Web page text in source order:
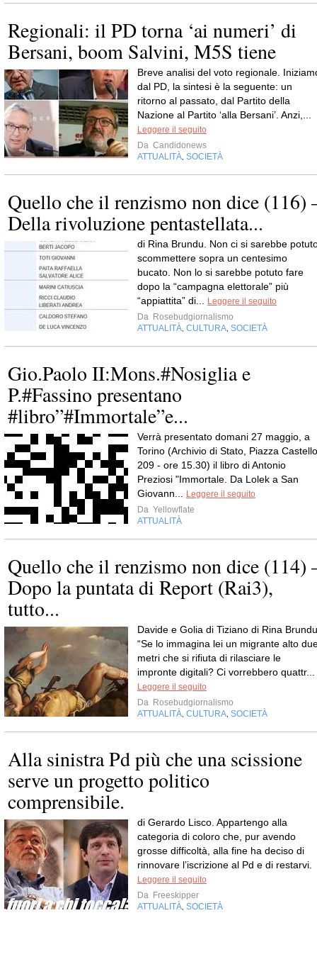
Regionali: il PD torna ‘ai numeri’ di
Bersani, boom Salvini, M5S tiene
Breve analisi del voto regionale.
dal PD, la sintesi è la seguente: un
ritorno al passato, dal Partito della
Nazione al Partito ‘alla Bersani’. Anzi,...
Leggere il seguito
Da Candidonews
ATTUALITÀ SOCIETÀ
Quello che il renzismo non dice (116)
Della rivoluzione pentastellata...
di Rina Brundu. Non ci si sarebbe
scommettere sopra un centesimo
bucato. Non lo si sarebbe potuto fare
dopo la “campagna elettorale” più
“appiattita” di...
Leggere il seguito
Da Rosebudgiornalismo
ATTUALITÀ CULTURA SOCIETÀ
Gio.Paolo II:Mons.#Nosiglia e
P.#Fassino presentano
#libro”#Immortale”e...
Verrà presentato domani 27 maggio, a
Torino (Archivio di Stato, Piazza Castello
209 - ore 15.30) il libro di Antonio
Preziosi "Immortale. Da Lolek a San
Giovann...
Leggere il seguito
Da Yellowflate
ATTUALITÀ
Quello che il renzismo non dice (114)
Dopo la puntata di Report (Rai3),
tutto...
Davide e Golia di Tiziano di Rina
“Se lo immagina lei un migrante alto
metri che si rifiuta di rilasciare le
impronte digitali? Ci vorrebbero quattr...
Leggere il seguito
Da Rosebudgiornalismo
ATTUALITÀ CULTURA SOCIETÀ
Alla sinistra Pd più che una scissione
serve un progetto politico
comprensibile.
di Gerardo Lisco. Appartengo alla
categoria di coloro che, pur avendo
grosse difficoltà, alla fine ha deciso di
rinnovare l’iscrizione al Pd e di restarvi.
Leggere il seguito
Da Freeskipper
ATTUALITÀ SOCIETÀ